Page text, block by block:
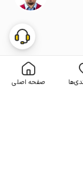
صفحه اصلی